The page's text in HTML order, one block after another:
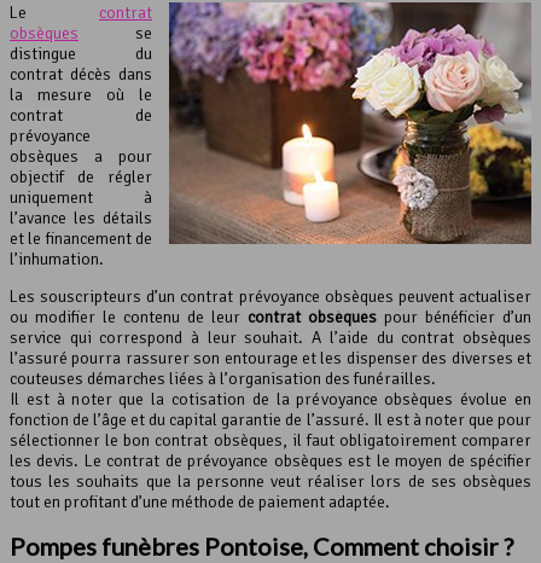
Le contrat
obsèques se
distingue du
contrat décès dans
la mesure où le
contrat de
prévoyance
obsèques a pour
objectif de régler
uniquement à
l’avance les détails
et le financement de
l’inhumation.
Les souscripteurs d’un contrat prévoyance obsèques peuvent actualiser
ou modifier le contenu de leur contrat obsèques pour bénéficier d’un
service qui correspond à leur souhait. A l’aide du contrat obsèques
l’assuré pourra rassurer son entourage et les dispenser des diverses et
couteuses démarches liées à l’organisation des funérailles.
Il est à noter que la cotisation de la prévoyance obsèques évolue en
fonction de l’âge et du capital garantie de l’assuré. Il est à noter que pour
sélectionner le bon contrat obsèques, il faut obligatoirement comparer
les devis. Le contrat de prévoyance obsèques est le moyen de spécifier
tous les souhaits que la personne veut réaliser lors de ses obsèques
tout en profitant d’une méthode de paiement adaptée.
Pompes funèbres Pontoise, Comment choisir ?